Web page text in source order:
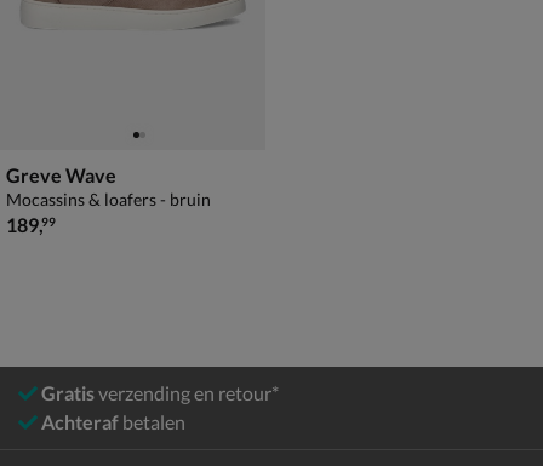
Greve Wave
Mocassins & loafers - bruin
€ 189,99
189,99
Gratisverzending en retour*
Achteraf betalen